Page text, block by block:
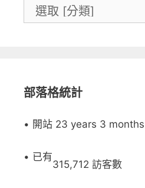
部落格統計
• 開站 23 years 3
• 已有
315,712 訪客數